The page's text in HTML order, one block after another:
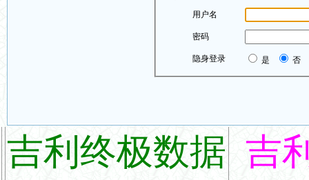
用户名
密码
隐身登录 是 否
吉利终极数据 吉